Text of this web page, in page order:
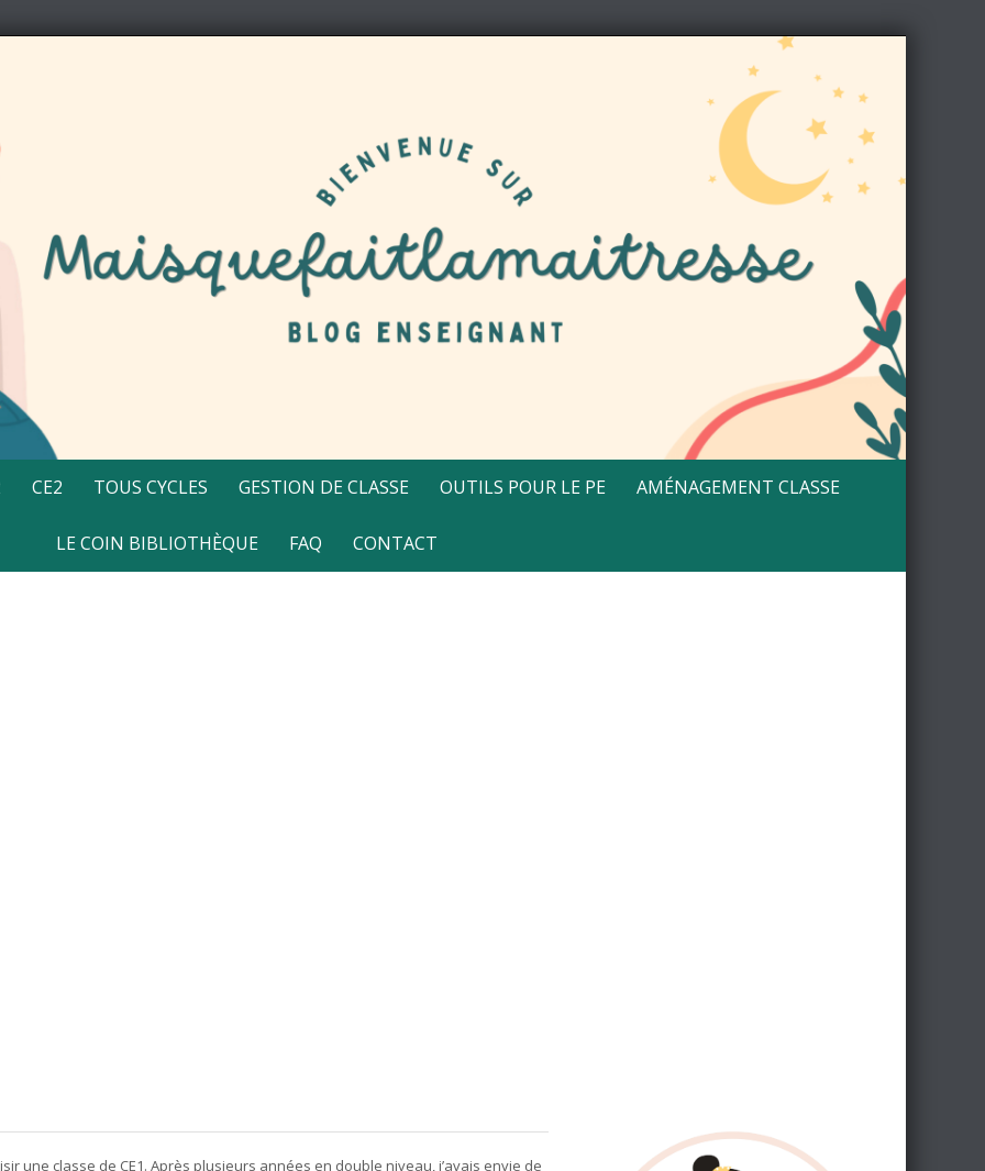
CE2 TOUS CYCLES GESTION DE CLASSE OUTILS POUR LE PE AMÉNAGEMENT CLASSE
LE COIN BIBLIOTHÈQUE FAQ CONTACT
une classe de CE1. Après plusieurs années en double niveau, j’avais envie de